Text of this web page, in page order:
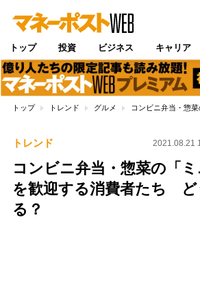
トップ 投資 ビジネス キャリア
トップ トレンド グルメ コンビニ弁当・惣
トレンド 2021.08.21
コンビニ弁当・惣菜の「ミ
を歓迎する消費者たち ど
る？